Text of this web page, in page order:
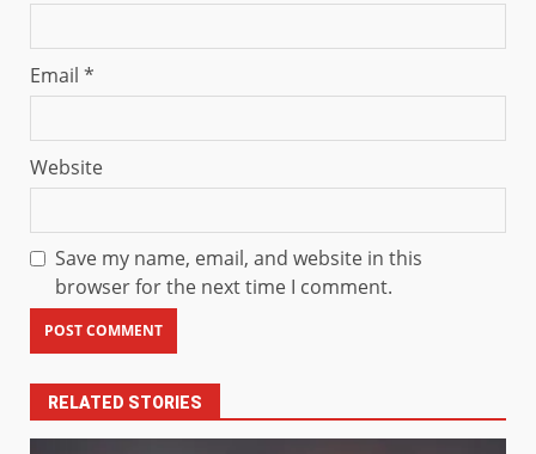
Email *
Website
Save my name, email, and website in this
browser for the next time I comment.
RELATED STORIES